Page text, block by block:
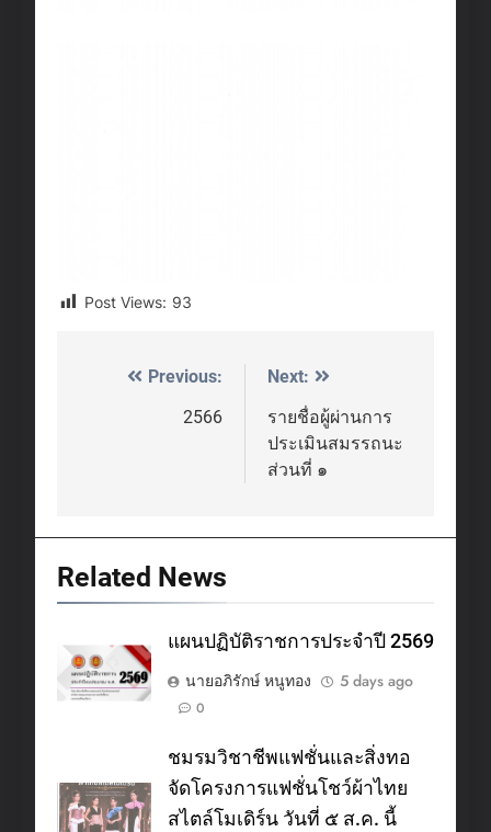
Post Views: 93
Post
navigation
Previous:
2566
Next:
รายชื่อผู้ผ่านการ
ประเมินสมรรถนะ
ส่วนที่ ๑
Related News
แผนปฏิบัติราชการประจำปี 2569
นายอภิรักษ์ หนูทอง
5 days ago
0
ชมรมวิชาชีพแฟชั่นและสิ่งทอ
จัดโครงการแฟชั่นโชว์ผ้าไทย
สไตล์โมเดิร์น วันที่ ๕ ส.ค. นี้